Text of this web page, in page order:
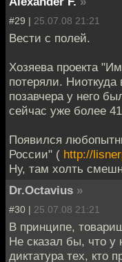
#29 | 25.07.08 21:21
Вести с полей.
Хозяева проекта
потеряли.
позавчера у него
сейчас уже более
Появился
России" ( http://
Ну, там холть
Dr.Octavius »
#30 | 25.07.08 21:21
В принципе,
Не сказал бы, что у
диктатура тех, кто